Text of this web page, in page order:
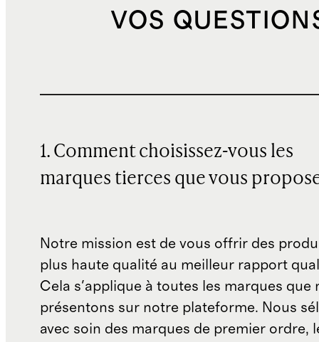
VOS
1. Comment choisissez-vous les
marques tierces que vous
Notre mission est de vous offrir des
plus haute qualité au meilleur rapport
Cela s'applique à toutes les marques que
présentons sur notre plateforme. Nous
avec soin des marques de premier ordre,